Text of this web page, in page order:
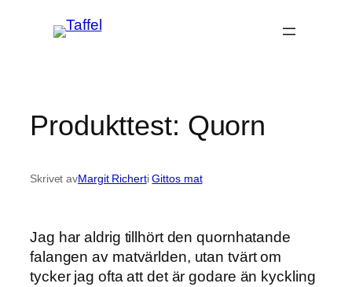
Produkttest: Quorn
Skrivet avMargit RichertiGittos mat
Jag har aldrig tillhört den quornhatande
falangen av matvärlden, utan tvärt om
tycker jag ofta att det är godare än kyckling